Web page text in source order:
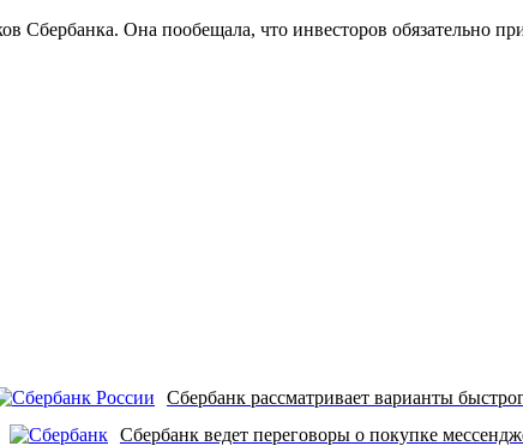
Сбербанка. Она пообещала, что инвесторов обязательно
Сбербанк рассматривает варианты
Сбербанк ведет переговоры о покупке